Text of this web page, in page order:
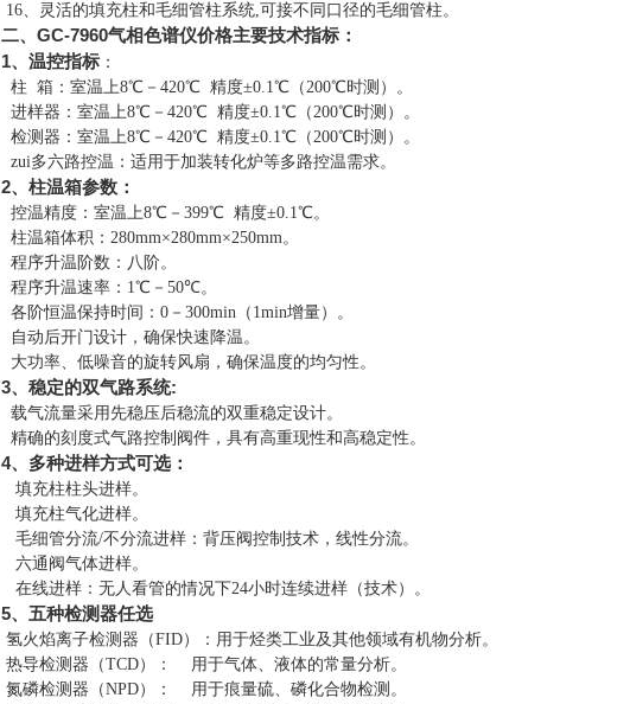
16、
灵活的填充柱和毛细管柱系统,可接不同口径的毛细管柱。
二、GC-7960气相色谱仪价格主要技术指标：
1、温控指标 ：
柱
箱：室温上8℃－420℃ 精度±0.1℃（200℃时测） 。
进样器：室温上8℃－420℃ 精度±0.1℃（200℃时测） 。
检测器：室温上8℃－420℃ 精度±0.1℃（200℃时测） 。
zui多六路控温：适用于加装转化炉等多路控温需求。
2、柱温箱参数：
控温精度：室温上8℃－399℃ 精度±0.1℃。
柱温箱体积：280mm×280mm×250mm。
程序升温阶数：八阶。
程序升温速率：1℃－50℃。
各阶恒温保持时间：0－300min（1min增量） 。
自动后开门设计，确保快速降温。
大功率、低噪音的旋转风扇，确保温度的均匀性。
3、稳定的双气路系统:
载气流量采用先稳压后稳流的双重稳定设计。
精确的刻度式气路控制阀件，具有高重现性和高稳定性。
4、多种进样方式可选：
填充柱柱头进样。
填充柱气化进样。
毛细管分流/不分流进样：背压阀控制技术，线性分流。
六通阀气体进样。
在线进样：无人看管的情况下24小时连续进样（技术） 。
5、五种检测器任选
氢火焰离子检测器（FID） ：用于烃类工业及其他领域有机物分析。
热导检测器（TCD）
： 用于气体、液体的常量分析。
氮磷检测器（NPD）：
用于痕量硫、磷化合物检测 。